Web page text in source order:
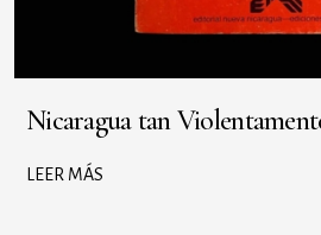
Nicaragua tan
LEER MÁS